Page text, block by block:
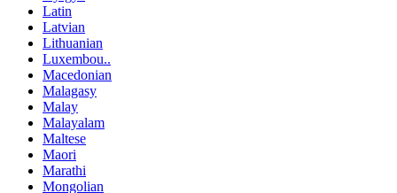
Latin
Latvian
Lithuanian
Luxembou..
Macedonian
Malagasy
Malay
Malayalam
Maltese
Maori
Marathi
Mongolian